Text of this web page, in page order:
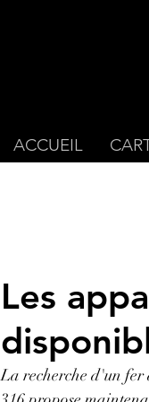
ACCUEIL
Les
La recherche d'un